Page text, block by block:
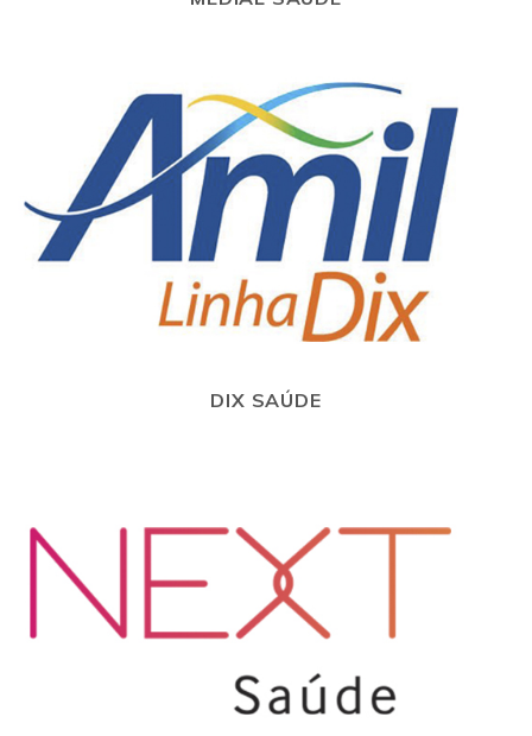
DIX SAÚDE